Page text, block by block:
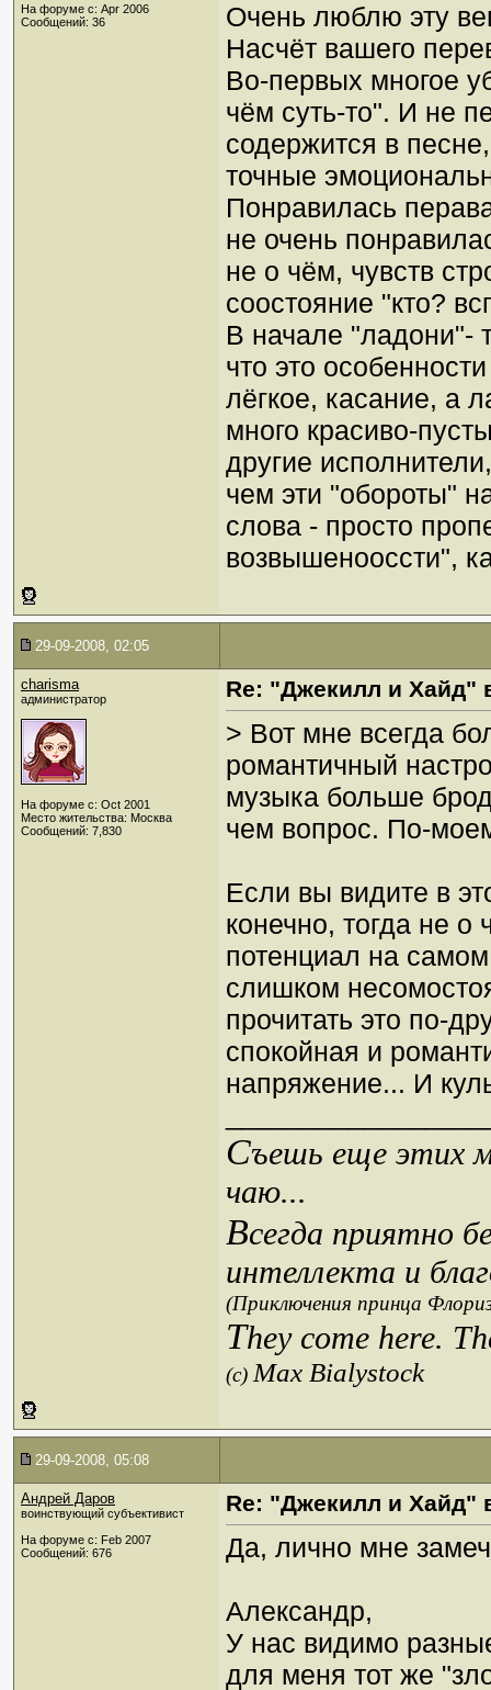
На форуме с: Apr 2006
Сообщений: 36
Очень люблю эту
Насчёт вашего
Во-первых многое
чём суть-то". И не
содержится в
точные
Понравилась
не очень
не о чём, чувств
соостояние "кто?
В начале "ладони"-
что это
лёгкое, касание, а
много красиво-
другие
чем эти "обороты"
слова - просто
возвышенооссти",
29-09-2008, 02:05
charisma
администратор
На форуме с: Oct 2001
Место жительства: Москва
Сообщений: 7,830
Re: "Джекилл и Хайд"
> Вот мне всегда
романтичный
музыка больше
чем вопрос. По-
Если вы видите в
конечно, тогда не о
потенциал на
слишком
прочитать это по-
спокойная и
напряжение... И
Съешь еще этих
чаю...
Всегда приятно
интеллекта и
(Приключения принца
They come here.
(c)Max Bialystock
29-09-2008, 05:08
Андрей Даров
воинствующий субъективист
На форуме с: Feb 2007
Сообщений: 676
Re: "Джекилл и Хайд"
Да, лично мне
Александр,
У нас видимо
для меня тот же